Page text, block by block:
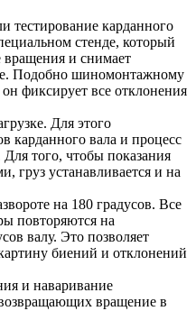
тестирование карданного
стенде, который
вращения и снимает
Подобно шиномонтажному
фиксирует все отклонения
Для этого
карданного вала и процесс
Для того, чтобы показания
груз устанавливается и на
на 180 градусов. Все
повторяются на
валу. Это позволяет
биений и отклонений
и наваривание
вращение в